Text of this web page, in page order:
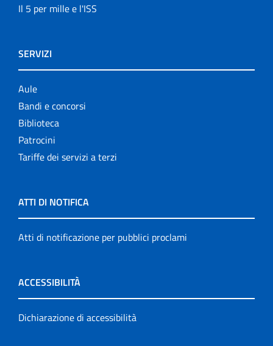
Il 5 per mille e l'ISS
SERVIZI
Aule
Bandi e concorsi
Biblioteca
Patrocini
Tariffe dei servizi a terzi
ATTI DI NOTIFICA
Atti di notificazione per pubblici proclami
ACCESSIBILITÀ
Dichiarazione di accessibilità